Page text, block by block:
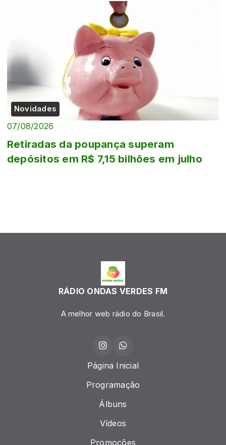
Novidades
07/08/2026
Retiradas da poupança superam
depósitos em R$ 7,15 bilhões em julho
RÁDIO ONDAS VERDES FM
A melhor web rádio do Brasil.
Página Inicial
Programação
Álbuns
Vídeos
Promoções